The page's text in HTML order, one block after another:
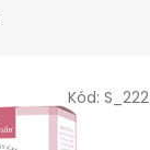
Kód: S_222